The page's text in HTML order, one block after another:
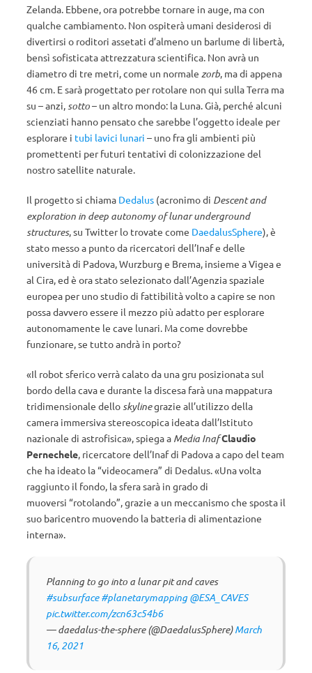
Zelanda. Ebbene, ora potrebbe tornare in auge, ma con
qualche cambiamento. Non ospiterà umani desiderosi di
divertirsi o roditori assetati d’almeno un barlume di libertà,
bensì sofisticata attrezzatura scientifica. Non avrà un
diametro di tre metri, come un normale zorb, ma di appena
46 cm. E sarà progettato per rotolare non qui sulla Terra ma
su – anzi,sotto– un altro mondo: la Luna. Già, perché alcuni
scienziati hanno pensato che sarebbe l’oggetto ideale per
esplorare i tubi lavici lunari – uno fra gli ambienti più
promettenti per futuri tentativi di colonizzazione del
nostro satellite naturale.
Il progetto si chiama Dedalus (acronimo di Descent and
exploration in deep autonomy of lunar underground
structures, su Twitter lo trovate come DaedalusSphere), è
stato messo a punto da ricercatori dell’Inaf e delle
università di Padova, Wurzburg e Brema, insieme a Vigea e
al Cira, ed è ora stato selezionato dall’Agenzia spaziale
europea per uno studio di fattibilità volto a capire se non
possa davvero essere il mezzo più adatto per esplorare
autonomamente le cave lunari. Ma come dovrebbe
funzionare, se tutto andrà in porto?
«Il robot sferico verrà calato da una gru posizionata sul
bordo della cava e durante la discesa farà una mappatura
tridimensionale delloskylinegrazie all’utilizzo della
camera immersiva stereoscopica ideata dall’Istituto
nazionale di astrofisica», spiega a Media InafClaudio
Pernechele, ricercatore dell’Inaf di Padova a capo del team
che ha ideato la “videocamera” di Dedalus. «Una volta
raggiunto il fondo, la sfera sarà in grado di
muoversi “rotolando”, grazie a un meccanismo che sposta il
suo baricentro muovendo la batteria di alimentazione
interna».
Planning to go into a lunar pit and caves
#subsurface #planetarymapping @ESA_CAVES
pic.twitter.com/zcn63c54b6
— daedalus-the-sphere (@DaedalusSphere)March
16, 2021